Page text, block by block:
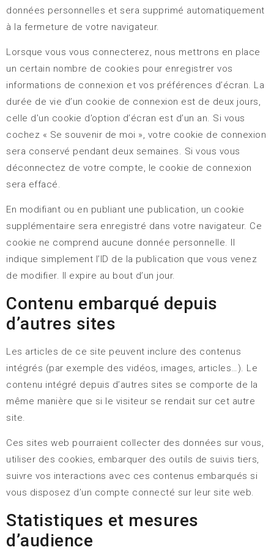
données personnelles et sera supprimé automatiquement
à la fermeture de votre navigateur.
Lorsque vous vous connecterez, nous mettrons en place
un certain nombre de cookies pour enregistrer vos
informations de connexion et vos préférences d’écran. La
durée de vie d’un cookie de connexion est de deux jours,
celle d’un cookie d’option d’écran est d’un an. Si vous
cochez « Se souvenir de moi », votre cookie de connexion
sera conservé pendant deux semaines. Si vous vous
déconnectez de votre compte, le cookie de connexion
sera effacé.
En modifiant ou en publiant une publication, un cookie
supplémentaire sera enregistré dans votre navigateur. Ce
cookie ne comprend aucune donnée personnelle. Il
indique simplement l’ID de la publication que vous venez
de modifier. Il expire au bout d’un jour.
Contenu embarqué depuis
d’autres sites
Les articles de ce site peuvent inclure des contenus
intégrés (par exemple des vidéos, images, articles…). Le
contenu intégré depuis d’autres sites se comporte de la
même manière que si le visiteur se rendait sur cet autre
site.
Ces sites web pourraient collecter des données sur vous,
utiliser des cookies, embarquer des outils de suivis tiers,
suivre vos interactions avec ces contenus embarqués si
vous disposez d’un compte connecté sur leur site web.
Statistiques et mesures
d’audience